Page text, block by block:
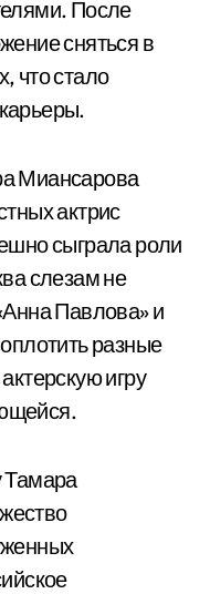
После
сняться в
что стало
Миансарова
актрис
сыграла роли
слезам не
Павлова» и
разные
игру
Тамара